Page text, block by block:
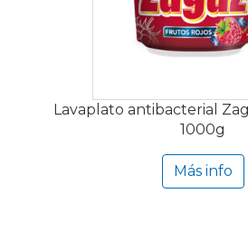
Lavaplato antibacterial
1000g
Más info